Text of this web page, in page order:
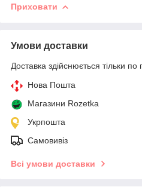
Приховати
Умови доставки
Доставка здійснюється тільки по
Нова Пошта
Магазини Rozetka
Укрпошта
Самовивіз
Всі умови доставки